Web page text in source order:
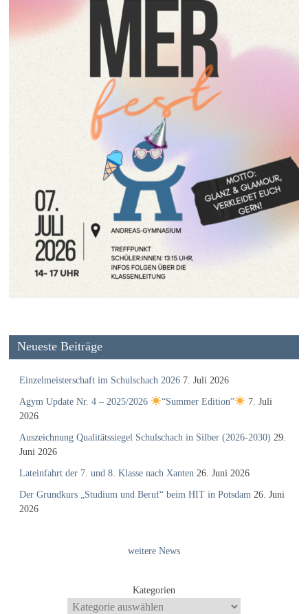
Neueste Beiträge
Einzelmeisterschaft im Schulschach 2026 7. Juli 2026
Agym Update Nr. 4 – 2025/2026 “Summer Edition”
7. Juli
2026
Auszeichnung Qualitätssiegel Schulschach in Silber (2026-2030) 29.
Juni 2026
Lateinfahrt der 7. und 8. Klasse nach Xanten 26. Juni 2026
Der Grundkurs „Studium und Beruf“ beim HIT in Potsdam 26. Juni
2026
weitere News
Kategorien